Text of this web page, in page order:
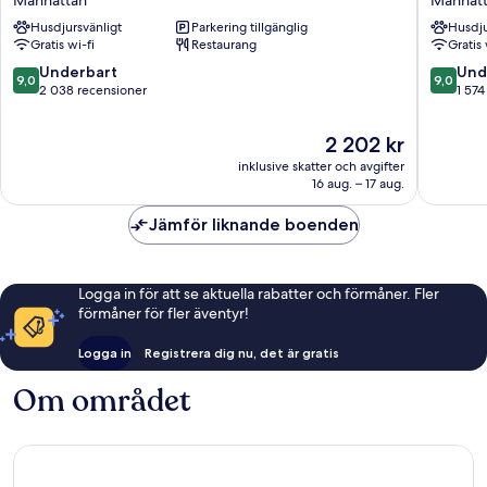
Lower
East
Side
Manhattan
Husdjursvänligt
Parkering tillgänglig
Gratis wi-fi
Restaurang
9.0
av
9,0 Underbart
2 038 recensioner
Priset
är
2 202 kr
2 202 kr
inklusive skatter och avgifter
16 aug. – 17 aug.
Ave
NYC
9.0
av
9,0
1
Jämför liknande boenden
Logga in för att se aktuella rabatter och förmåner. Fler
förmåner för fler äventyr!
Logga in Registrera dig nu, det är gratis
Om området